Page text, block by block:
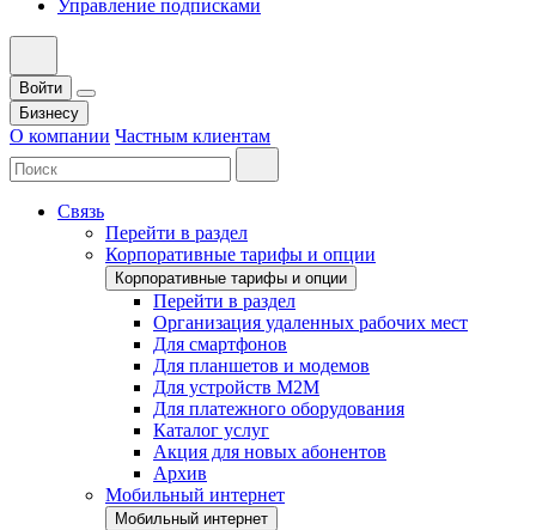
Управление подписками
Войти
Бизнесу
О компании Частным клиентам
Связь
Перейти в раздел
Корпоративные тарифы и опции
Корпоративные тарифы и опции
Перейти в раздел
Организация удаленных рабочих мест
Для смартфонов
Для планшетов и модемов
Для устройств M2M
Для платежного оборудования
Каталог услуг
Акция для новых абонентов
Архив
Мобильный интернет
Мобильный интернет